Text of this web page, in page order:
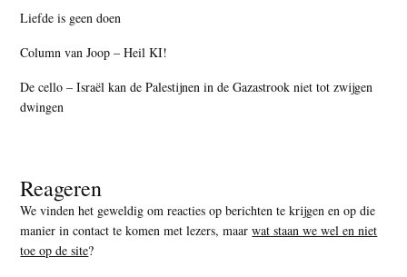
Liefde is geen doen
Column van Joop – Heil KI!
De cello – Israël kan de Palestijnen in de Gazastrook niet tot zwijgen
dwingen
Reageren
We vinden het geweldig om reacties op berichten te krijgen en op die
manier in contact te komen met lezers, maarwat staan we wel en niet
toe op de site?